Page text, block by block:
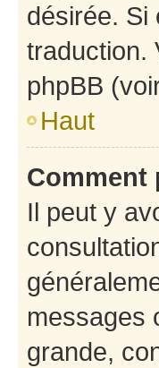
désirée. Si
traduction.
phpBB
Haut
Comment
Il peut y
messages
grande,